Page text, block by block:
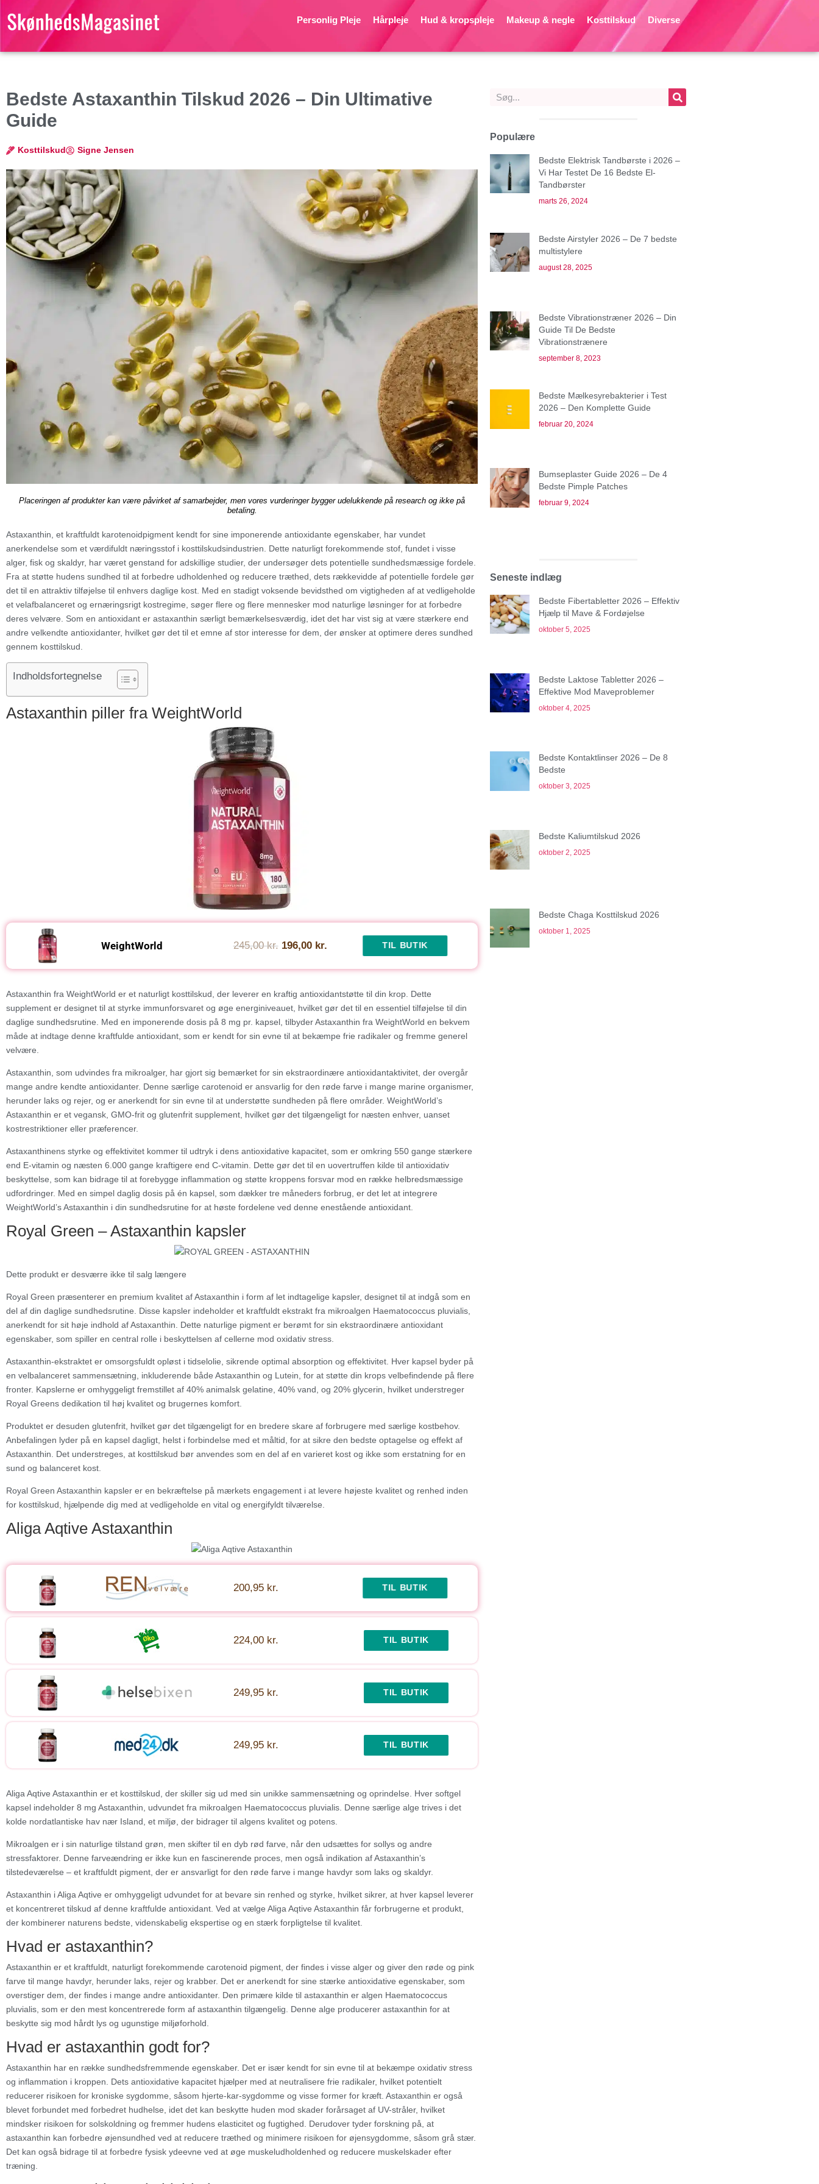
Personlig Pleje Hårpleje Hud & kropspleje Makeup & negle Kosttilskud Diverse
Bedste Astaxanthin Tilskud 2026 – Din Ultimative
Guide
Kosttilskud Signe Jensen
Placeringen af produkter kan være påvirket af samarbejder, men vores vurderinger bygger udelukkende på research og ikke på
betaling.
Astaxanthin, et kraftfuldt karotenoidpigment kendt for sine imponerende antioxidante egenskaber, har vundet
anerkendelse som et værdifuldt næringsstof i kosttilskudsindustrien. Dette naturligt forekommende stof, fundet i visse
alger, fisk og skaldyr, har været genstand for adskillige studier, der undersøger dets potentielle sundhedsmæssige fordele.
Fra at støtte hudens sundhed til at forbedre udholdenhed og reducere træthed, dets rækkevidde af potentielle fordele gør
det til en attraktiv tilføjelse til enhvers daglige kost. Med en stadigt voksende bevidsthed om vigtigheden af at vedligeholde
et velafbalanceret og ernæringsrigt kostregime, søger flere og flere mennesker mod naturlige løsninger for at forbedre
deres velvære. Som en antioxidant er astaxanthin særligt bemærkelsesværdig, idet det har vist sig at være stærkere end
andre velkendte antioxidanter, hvilket gør det til et emne af stor interesse for dem, der ønsker at optimere deres sundhed
gennem kosttilskud.
Indholdsfortegnelse
Astaxanthin piller fra WeightWorld
WeightWorld 245,00 kr. 196,00 kr. TIL BUTIK
Astaxanthin fra WeightWorld er et naturligt kosttilskud, der leverer en kraftig antioxidantstøtte til din krop. Dette
supplement er designet til at styrke immunforsvaret og øge energiniveauet, hvilket gør det til en essentiel tilføjelse til din
daglige sundhedsrutine. Med en imponerende dosis på 8 mg pr. kapsel, tilbyder Astaxanthin fra WeightWorld en bekvem
måde at indtage denne kraftfulde antioxidant, som er kendt for sin evne til at bekæmpe frie radikaler og fremme generel
velvære.
Astaxanthin, som udvindes fra mikroalger, har gjort sig bemærket for sin ekstraordinære antioxidantaktivitet, der overgår
mange andre kendte antioxidanter. Denne særlige carotenoid er ansvarlig for den røde farve i mange marine organismer,
herunder laks og rejer, og er anerkendt for sin evne til at understøtte sundheden på flere områder. WeightWorld’s
Astaxanthin er et vegansk, GMO-frit og glutenfrit supplement, hvilket gør det tilgængeligt for næsten enhver, uanset
kostrestriktioner eller præferencer.
Astaxanthinens styrke og effektivitet kommer til udtryk i dens antioxidative kapacitet, som er omkring 550 gange stærkere
end E-vitamin og næsten 6.000 gange kraftigere end C-vitamin. Dette gør det til en uovertruffen kilde til antioxidativ
beskyttelse, som kan bidrage til at forebygge inflammation og støtte kroppens forsvar mod en række helbredsmæssige
udfordringer. Med en simpel daglig dosis på én kapsel, som dækker tre måneders forbrug, er det let at integrere
WeightWorld’s Astaxanthin i din sundhedsrutine for at høste fordelene ved denne enestående antioxidant.
Royal Green – Astaxanthin kapsler
Dette produkt er desværre ikke til salg længere
Royal Green præsenterer en premium kvalitet af Astaxanthin i form af let indtagelige kapsler, designet til at indgå som en
del af din daglige sundhedsrutine. Disse kapsler indeholder et kraftfuldt ekstrakt fra mikroalgen Haematococcus pluvialis,
anerkendt for sit høje indhold af Astaxanthin. Dette naturlige pigment er berømt for sin ekstraordinære antioxidant
egenskaber, som spiller en central rolle i beskyttelsen af cellerne mod oxidativ stress.
Astaxanthin-ekstraktet er omsorgsfuldt opløst i tidselolie, sikrende optimal absorption og effektivitet. Hver kapsel byder på
en velbalanceret sammensætning, inkluderende både Astaxanthin og Lutein, for at støtte din krops velbefindende på flere
fronter. Kapslerne er omhyggeligt fremstillet af 40% animalsk gelatine, 40% vand, og 20% glycerin, hvilket understreger
Royal Greens dedikation til høj kvalitet og brugernes komfort.
Produktet er desuden glutenfrit, hvilket gør det tilgængeligt for en bredere skare af forbrugere med særlige kostbehov.
Anbefalingen lyder på en kapsel dagligt, helst i forbindelse med et måltid, for at sikre den bedste optagelse og effekt af
Astaxanthin. Det understreges, at kosttilskud bør anvendes som en del af en varieret kost og ikke som erstatning for en
sund og balanceret kost.
Royal Green Astaxanthin kapsler er en bekræftelse på mærkets engagement i at levere højeste kvalitet og renhed inden
for kosttilskud, hjælpende dig med at vedligeholde en vital og energifyldt tilværelse.
Aliga Aqtive Astaxanthin
200,95 kr. TIL BUTIK
224,00 kr. TIL BUTIK
249,95 kr. TIL BUTIK
249,95 kr. TIL BUTIK
Aliga Aqtive Astaxanthin er et kosttilskud, der skiller sig ud med sin unikke sammensætning og oprindelse. Hver softgel
kapsel indeholder 8 mg Astaxanthin, udvundet fra mikroalgen Haematococcus pluvialis. Denne særlige alge trives i det
kolde nordatlantiske hav nær Island, et miljø, der bidrager til algens kvalitet og potens.
Mikroalgen er i sin naturlige tilstand grøn, men skifter til en dyb rød farve, når den udsættes for sollys og andre
stressfaktorer. Denne farveændring er ikke kun en fascinerende proces, men også indikation af Astaxanthin’s
tilstedeværelse – et kraftfuldt pigment, der er ansvarligt for den røde farve i mange havdyr som laks og skaldyr.
Astaxanthin i Aliga Aqtive er omhyggeligt udvundet for at bevare sin renhed og styrke, hvilket sikrer, at hver kapsel leverer
et koncentreret tilskud af denne kraftfulde antioxidant. Ved at vælge Aliga Aqtive Astaxanthin får forbrugerne et produkt,
der kombinerer naturens bedste, videnskabelig ekspertise og en stærk forpligtelse til kvalitet.
Hvad er astaxanthin?
Astaxanthin er et kraftfuldt, naturligt forekommende carotenoid pigment, der findes i visse alger og giver den røde og pink
farve til mange havdyr, herunder laks, rejer og krabber. Det er anerkendt for sine stærke antioxidative egenskaber, som
overstiger dem, der findes i mange andre antioxidanter. Den primære kilde til astaxanthin er algen Haematococcus
pluvialis, som er den mest koncentrerede form af astaxanthin tilgængelig. Denne alge producerer astaxanthin for at
beskytte sig mod hårdt lys og ugunstige miljøforhold.
Hvad er astaxanthin godt for?
Astaxanthin har en række sundhedsfremmende egenskaber. Det er især kendt for sin evne til at bekæmpe oxidativ stress
og inflammation i kroppen. Dets antioxidative kapacitet hjælper med at neutralisere frie radikaler, hvilket potentielt
reducerer risikoen for kroniske sygdomme, såsom hjerte-kar-sygdomme og visse former for kræft. Astaxanthin er også
blevet forbundet med forbedret hudhelse, idet det kan beskytte huden mod skader forårsaget af UV-stråler, hvilket
mindsker risikoen for solskoldning og fremmer hudens elasticitet og fugtighed. Derudover tyder forskning på, at
astaxanthin kan forbedre øjensundhed ved at reducere træthed og minimere risikoen for øjensygdomme, såsom grå stær.
Det kan også bidrage til at forbedre fysisk ydeevne ved at øge muskeludholdenhed og reducere muskelskader efter
træning.
Populære
Bedste Elektrisk Tandbørste i 2026 –
Vi Har Testet De 16 Bedste El-
Tandbørster
marts 26, 2024
Bedste Airstyler 2026 – De 7 bedste
multistylere
august 28, 2025
Bedste Vibrationstræner 2026 – Din
Guide Til De Bedste
Vibrationstrænere
september 8, 2023
Bedste Mælkesyrebakterier i Test
2026 – Den Komplette Guide
februar 20, 2024
Bumseplaster Guide 2026 – De 4
Bedste Pimple Patches
februar 9, 2024
Seneste indlæg
Bedste Fibertabletter 2026 – Effektiv
Hjælp til Mave & Fordøjelse
oktober 5, 2025
Bedste Laktose Tabletter 2026 –
Effektive Mod Maveproblemer
oktober 4, 2025
Bedste Kontaktlinser 2026 – De 8
Bedste
oktober 3, 2025
Bedste Kaliumtilskud 2026
oktober 2, 2025
Bedste Chaga Kosttilskud 2026
oktober 1, 2025